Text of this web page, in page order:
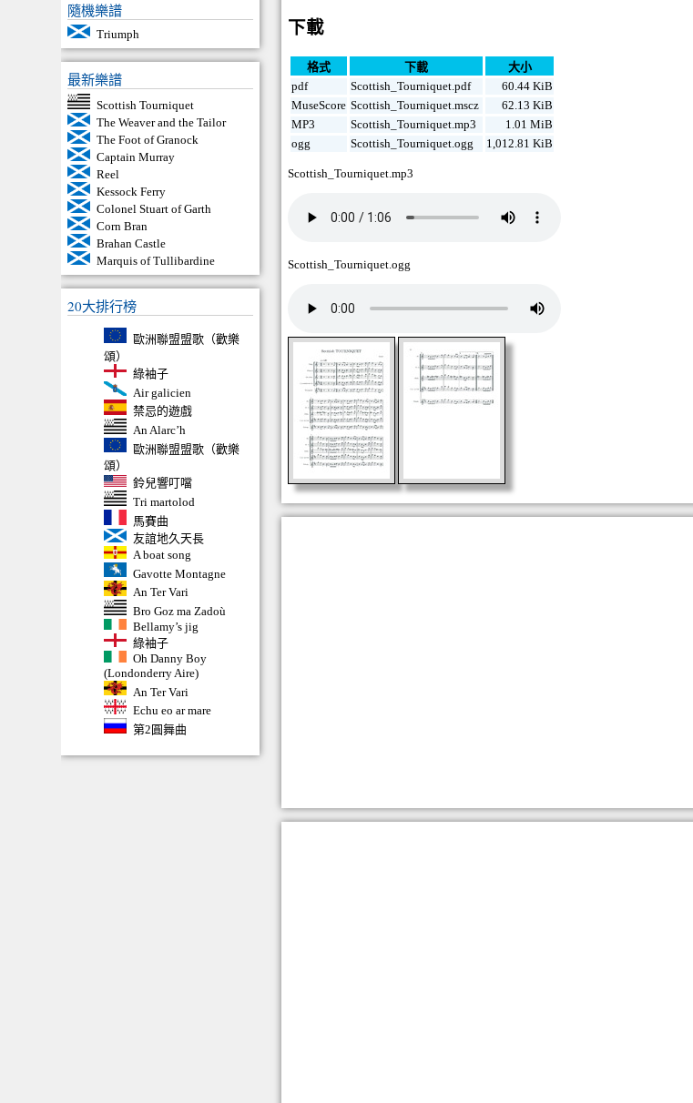
隨機樂譜
Triumph
最新樂譜
Scottish Tourniquet
The Weaver and the Tailor
The Foot of Granock
Captain Murray
Reel
Kessock Ferry
Colonel Stuart of Garth
Corn Bran
Brahan Castle
Marquis of Tullibardine
20大排行榜
歐洲聯盟盟歌（歡樂
頌）
綠袖子
Air galicien
禁忌的遊戲
An Alarc’h
歐洲聯盟盟歌（歡樂
頌）
鈴兒響叮噹
Tri martolod
馬賽曲
友誼地久天長
A boat song
Gavotte Montagne
An Ter Vari
Bro Goz ma Zadoù
Bellamy’s jig
綠袖子
Oh Danny Boy
(Londonderry Aire)
An Ter Vari
Echu eo ar mare
第2圓舞曲
下載
格式 下載
大小
pdf
Scottish_Tourniquet.pdf
60.44 KiB
MuseScore Scottish_Tourniquet.mscz
62.13 KiB
MP3
Scottish_Tourniquet.mp3
1.01 MiB
ogg
Scottish_Tourniquet.ogg 1,012.81 KiB
Scottish_Tourniquet.mp3
Scottish_Tourniquet.ogg